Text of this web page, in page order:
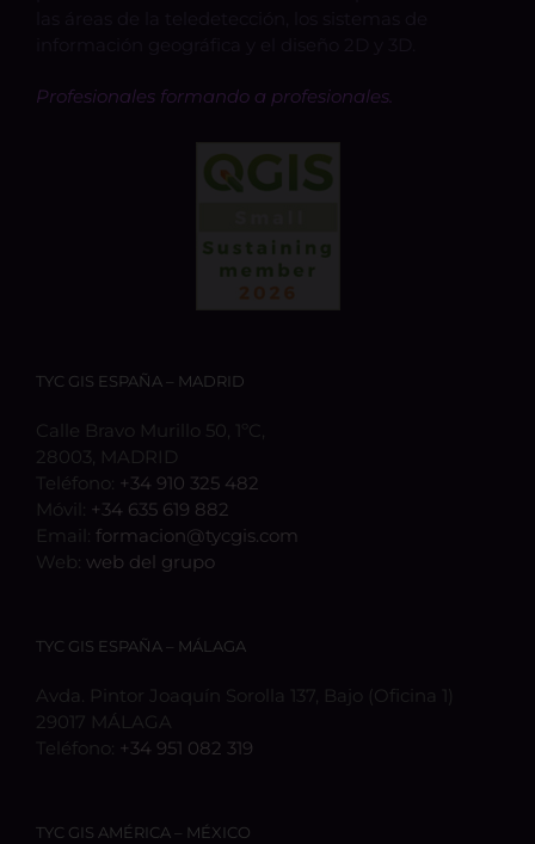
Profesionales formando a profesionales.
TYC GIS ESPAÑA – MADRID
Calle Bravo Murillo 50, 1ºC,
28003, MADRID
Teléfono: +34 910 325 482
Móvil: +34 635 619 882
Email: formacion@tycgis.com
Web: web del grupo
TYC GIS ESPAÑA – MÁLAGA
Avda. Pintor Joaquín Sorolla 137, Bajo (Oficina 1)
29017 MÁLAGA
Teléfono: +34 951 082 319
TYC GIS AMÉRICA – MÉXICO